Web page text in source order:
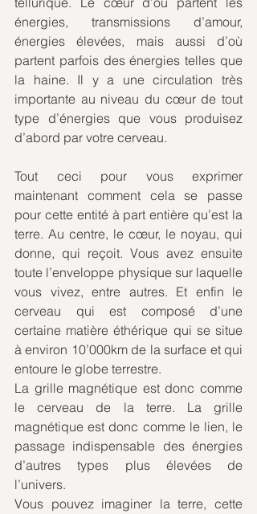
énergies, transmissions d’amour,
énergies élevées, mais aussi d’où
partent parfois des énergies telles que
la haine. Il y a une circulation très
importante au niveau du cœur de tout
type d’énergies que vous produisez
d’abord par votre cerveau.
Tout ceci pour vous exprimer
maintenant comment cela se passe
pour cette entité à part entière qu’est la
terre. Au centre, le cœur, le noyau, qui
donne, qui reçoit. Vous avez ensuite
toute l’enveloppe physique sur laquelle
vous vivez, entre autres. Et enfin le
cerveau qui est composé d’une
certaine matière éthérique qui se situe
à environ 10’000km de la surface et qui
entoure le globe terrestre.
La grille magnétique est donc comme
le cerveau de la terre. La grille
magnétique est donc comme le lien, le
passage indispensable des énergies
d’autres types plus élevées de
l’univers.
Vous pouvez imaginer la terre, cette